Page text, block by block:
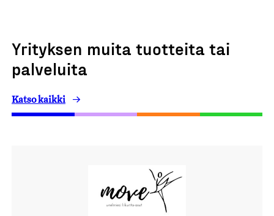
Yrityksen muita tuotteita tai
palveluita
Katso kaikki